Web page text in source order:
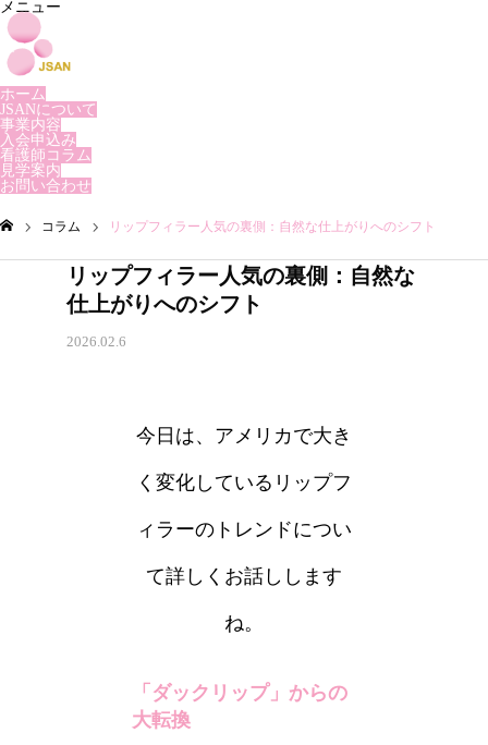
メニュー
ホーム
JSANについて
事業内容
入会申込み
看護師コラム
見学案内
お問い合わせ
コラム リップフィラー人気の裏側：自然な仕上がりへのシフト
リップフィラー人気の裏側：自然な
仕上がりへのシフト
2026.02.6
今日は、アメリカで大き
く変化しているリップフ
ィラーのトレンドについ
て詳しくお話しします
ね。
「ダックリップ」からの
大転換